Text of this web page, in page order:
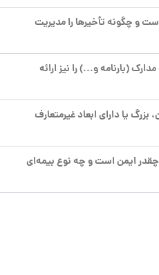
و چگونه تأخیرها را مدیریت
(بارنامه و...) را نیز ارائه
یا دارای ابعاد غیرمتعارف
ایمن است و چه نوع بیمه‌ای